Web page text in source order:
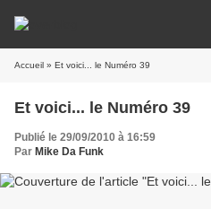
Accueil » Et voici... le Numéro 39
Et voici... le Numéro 39
Publié le 29/09/2010 à 16:59
Par Mike Da Funk